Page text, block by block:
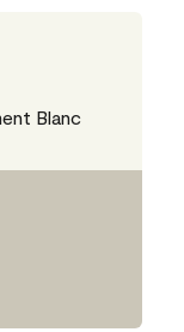
Blanc